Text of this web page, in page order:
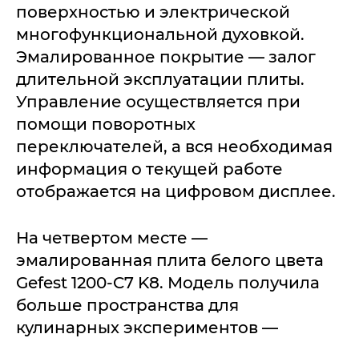
поверхностью и электрической
многофункциональной духовкой.
Эмалированное покрытие — залог
длительной эксплуатации плиты.
Управление осуществляется при
помощи поворотных
переключателей, а вся необходимая
информация о текущей работе
отображается на цифровом дисплее.
На четвертом месте —
эмалированная плита белого цвета
Gefest 1200-C7 K8. Модель получила
больше пространства для
кулинарных экспериментов —